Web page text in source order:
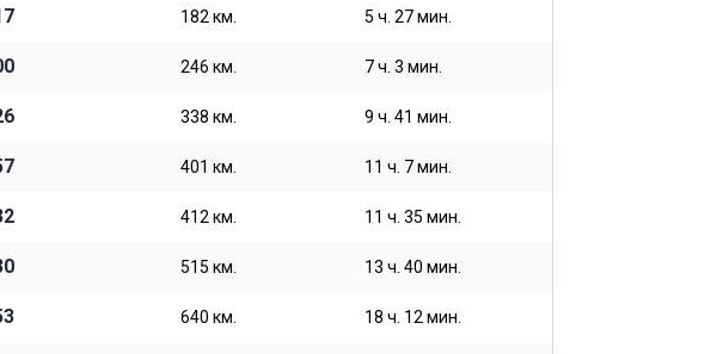
182 км. 5 ч. 27 мин.
246 км. 7 ч. 3 мин.
338 км. 9 ч. 41 мин.
401 км. 11 ч. 7 мин.
412 км. 11 ч. 35 мин.
515 км. 13 ч. 40 мин.
640 км. 18 ч. 12 мин.